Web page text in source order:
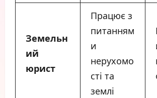
Земельн
ий
юрист
Працює з
питанням
и
нерухомо
сті та
землі